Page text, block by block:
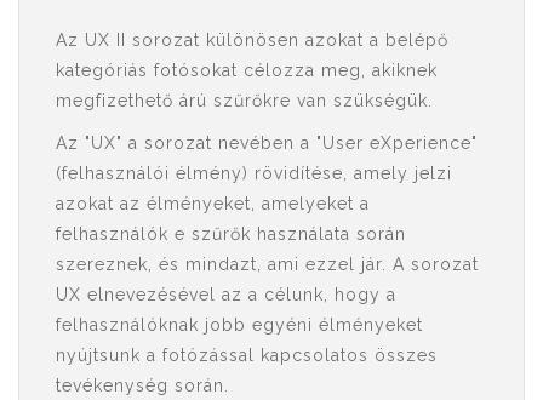
Az UX II sorozat különösen azokat a belépő
kategóriás fotósokat célozza meg, akiknek
megfizethető árú szűrőkre van szükségük.
Az "UX" a sorozat nevében a "User eXperience"
(felhasználói élmény) rövidítése, amely jelzi
azokat az élményeket, amelyeket a
felhasználók e szűrők használata során
szereznek, és mindazt, ami ezzel jár. A sorozat
UX elnevezésével az a célunk, hogy a
felhasználóknak jobb egyéni élményeket
nyújtsunk a fotózással kapcsolatos összes
tevékenység során.